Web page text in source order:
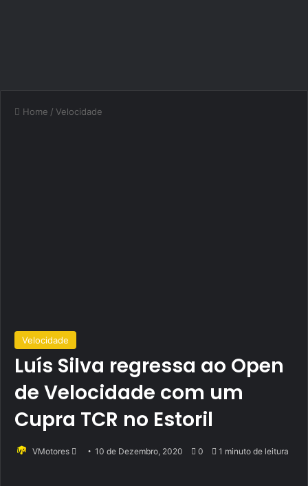
Home / Velocidade
Velocidade
Luís Silva regressa ao Open
de Velocidade com um
Cupra TCR no Estoril
VMotores
Send10 de Dezembro, 2020 0 1 minuto de leitura